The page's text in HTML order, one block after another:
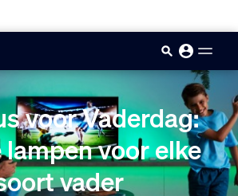
voor Vaderdag:
voor elke
vader